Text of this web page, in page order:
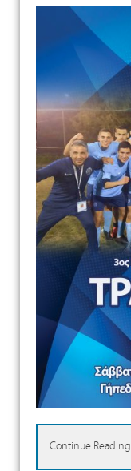
Continue Reading